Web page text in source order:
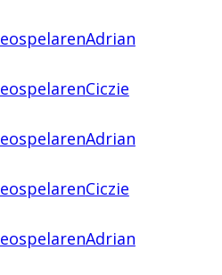
Adrian
Ciczie
Adrian
Ciczie
Adrian